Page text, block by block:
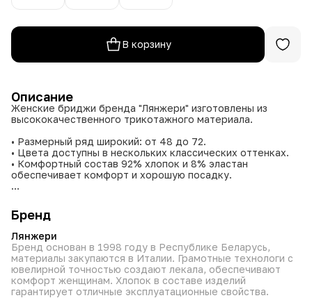
В корзину
Описание
Женские бриджи бренда "Лянжери" изготовлены из
высококачественного трикотажного материала.
• Размерный ряд широкий: от 48 до 72.
• Цвета доступны в нескольких классических оттенках.
• Комфортный состав 92% хлопок и 8% эластан
обеспечивает комфорт и хорошую посадку.
обеспечивая удобство и долговечность за счет
натурального материала с добавлением эластана.
Бренд
Лянжери
Бренд основан в 1998 году в Республике Беларусь,
материалы закупаются в Италии. Грамотные технологи с
ювелирной точностью создают лекала, обеспечивают
комфорт женщинам. Хлопок в составе изделий
гарантирует отличные эксплуатационные свойства.